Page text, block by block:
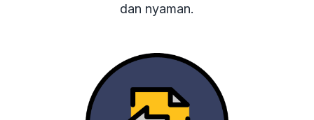
dan nyaman.